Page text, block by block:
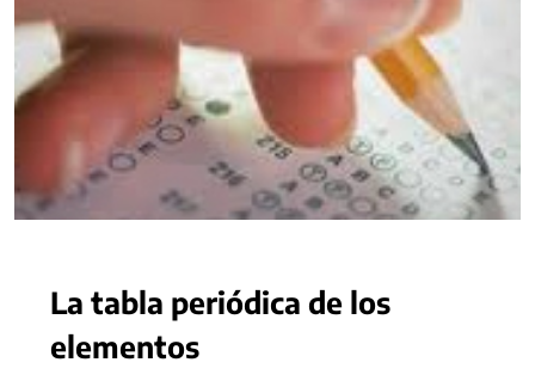
La tabla periódica de los
elementos